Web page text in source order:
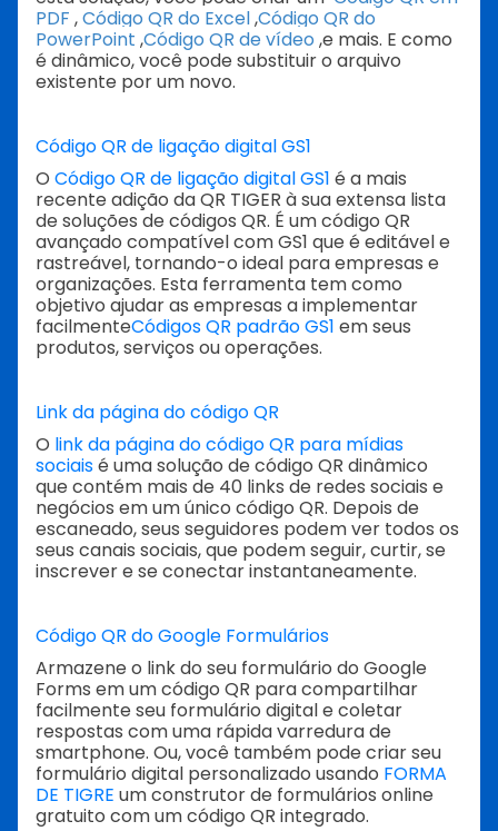
PDF ,Código QR do Excel,Código QR do
PowerPoint ,Código QR de vídeo ,e mais. E como
é dinâmico, você pode substituir o arquivo
existente por um novo.
Código QR de ligação digital GS1
O Código QR de ligação digital GS1 é a mais
recente adição da QR TIGER à sua extensa lista
de soluções de códigos QR. É um código QR
avançado compatível com GS1 que é editável e
rastreável, tornando-o ideal para empresas e
organizações. Esta ferramenta tem como
objetivo ajudar as empresas a implementar
facilmenteCódigos QR padrão GS1 em seus
produtos, serviços ou operações.
Link da página do código QR
O link da página do código QR para mídias
sociaisé uma solução de código QR dinâmico
que contém mais de 40 links de redes sociais e
negócios em um único código QR. Depois de
escaneado, seus seguidores podem ver todos os
seus canais sociais, que podem seguir, curtir, se
inscrever e se conectar instantaneamente.
Código QR do Google Formulários
Armazene o link do seu formulário do Google
Forms em um código QR para compartilhar
facilmente seu formulário digital e coletar
respostas com uma rápida varredura de
smartphone. Ou, você também pode criar seu
formulário digital personalizado usando FORMA
DE TIGRE um construtor de formulários online
gratuito com um código QR integrado.